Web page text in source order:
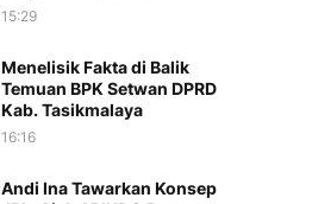
15:29
Menelisik Fakta di Balik
Temuan BPK Setwan DPRD
Kab. Tasikmalaya
16:16
Andi Ina Tawarkan Konsep